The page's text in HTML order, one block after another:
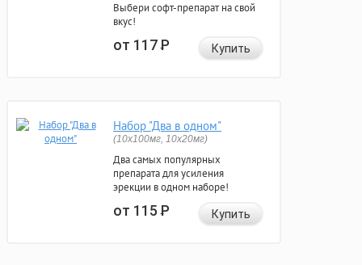
Выбери софт-препарат на свой
вкус!
от 117Р Купить
Набор "Два в одном"
(10x100мг, 10x20мг)
Два самых популярных
препарата для усиления
эрекции в одном наборе!
от 115Р Купить